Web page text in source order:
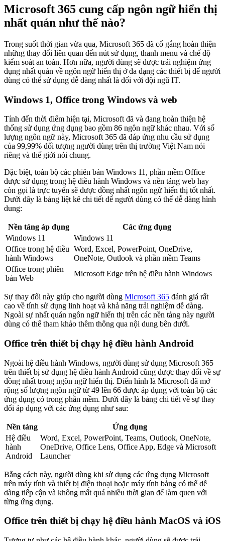
Microsoft 365 cung cấp ngôn ngữ hiển thị
nhất quán như thế nào?
Trong suốt thời gian vừa qua, Microsoft 365 đã cố gắng hoàn thiện
những thay đổi liên quan đến nút sử dụng, thanh menu và chế độ
kiểm soát an toàn. Hơn nữa, người dùng sẽ được trải nghiệm ứng
dụng nhất quán về ngôn ngữ hiển thị ở đa dạng các thiết bị để người
dùng có thể sử dụng dễ dàng nhất là đối với đội ngũ IT.
Windows 1, Office trong Windows và web
Tính đến thời điểm hiện tại, Microsoft đã và đang hoàn thiện hệ
thống sử dụng ứng dụng bao gồm 86 ngôn ngữ khác nhau. Với số
lượng ngôn ngữ này, Microsoft 365 đã đáp ứng nhu cầu sử dụng
của 99,99% đối tượng người dùng trên thị trường Việt Nam nói
riêng và thế giới nói chung.
Đặc biệt, toàn bộ các phiên bản Windows 11, phần mềm Office
được sử dụng trong hệ điều hành Windows và nền tảng web hay
còn gọi là trực tuyến sẽ được đồng nhất ngôn ngữ hiển thị tốt nhất.
Dưới đây là bảng liệt kê chi tiết để người dùng có thể dễ dàng hình
dung:
Nền tảng áp dụng
Các ứng dụng
Windows 11
Windows 11
Office trong hệ điều
hành Windows
Word, Excel, PowerPoint, OneDrive,
OneNote, Outlook và phần mềm Teams
Office trong phiên
bản Web
Microsoft Edge trên hệ điều hành Windows
Sự thay đổi này giúp cho người dùng Microsoft 365 đánh giá rất
cao về tính sử dụng linh hoạt và khả năng trải nghiệm dễ dàng.
Ngoài sự nhất quán ngôn ngữ hiển thị trên các nền tảng này người
dùng có thể tham khảo thêm thông qua nội dung bên dưới.
Office trên thiết bị chạy hệ điều hành Android
Ngoài hệ điều hành Windows, người dùng sử dụng Microsoft 365
trên thiết bị sử dụng hệ điều hành Android cũng được thay đổi về sự
đồng nhất trong ngôn ngữ hiển thị. Điển hình là Microsoft đã mở
rộng số lượng ngôn ngữ từ 49 lên 66 được áp dụng với toàn bộ các
ứng dụng có trong phần mềm. Dưới đây là bảng chi tiết về sự thay
đổi áp dụng với các ứng dụng như sau:
Nền tảng
Ứng dụng
Hệ điều
hành
Android
Word, Excel, PowerPoint, Teams, Outlook, OneNote,
OneDrive, Office Lens, Office App, Edge và Microsoft
Launcher
Bằng cách này, người dùng khi sử dụng các ứng dụng Microsoft
trên máy tính và thiết bị điện thoại hoặc máy tính bảng có thể dễ
dàng tiếp cận và không mất quá nhiều thời gian để làm quen với
từng ứng dụng.
Office trên thiết bị chạy hệ điều hành MacOS và iOS